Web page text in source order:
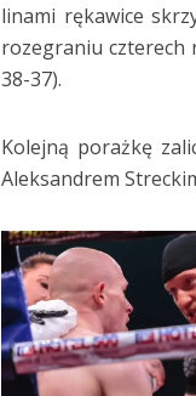
linami rękawice
rozegraniu czterech
38-37).
Kolejną porażkę
Aleksandrem